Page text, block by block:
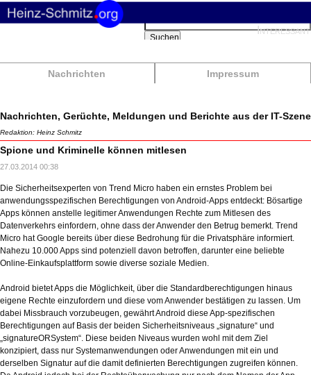
Nachrichten Impressum
Suchbegriffe
Suchen
Nachrichten, Gerüchte, Meldungen und Berichte aus der IT-Szene
Redaktion: Heinz Schmitz
Spione und Kriminelle können mitlesen
27.03.2014 00:38
Die Sicherheitsexperten von Trend Micro haben ein ernstes Problem bei
anwendungsspezifischen Berechtigungen von Android-Apps entdeckt: Bösartige
Apps können anstelle legitimer Anwendungen Rechte zum Mitlesen des
Datenverkehrs einfordern, ohne dass der Anwender den Betrug bemerkt. Trend
Micro hat Google bereits über diese Bedrohung für die Privatsphäre informiert.
Nahezu 10.000 Apps sind potenziell davon betroffen, darunter eine beliebte
Online-Einkaufsplattform sowie diverse soziale Medien.
Android bietet Apps die Möglichkeit, über die Standardberechtigungen hinaus
eigene Rechte einzufordern und diese vom Anwender bestätigen zu lassen. Um
dabei Missbrauch vorzubeugen, gewährt Android diese App-spezifischen
Berechtigungen auf Basis der beiden Sicherheitsniveaus „signature“ und
„signatureORSystem“. Diese beiden Niveaus wurden wohl mit dem Ziel
konzipiert, dass nur Systemanwendungen oder Anwendungen mit ein und
derselben Signatur auf die damit definierten Berechtigungen zugreifen können.